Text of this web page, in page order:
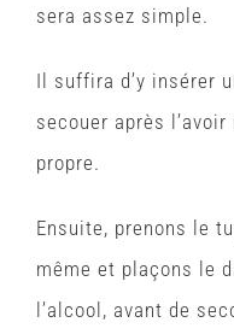
sera assez simple.
Il suffira d’y insérer
secouer après
propre.
Ensuite, prenons le
même et plaçons le
l’alcool, avant de